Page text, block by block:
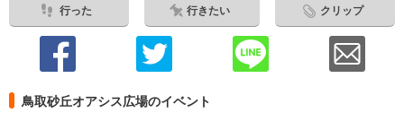
行った 行きたい クリップ
鳥取砂丘オアシス広場のイベント